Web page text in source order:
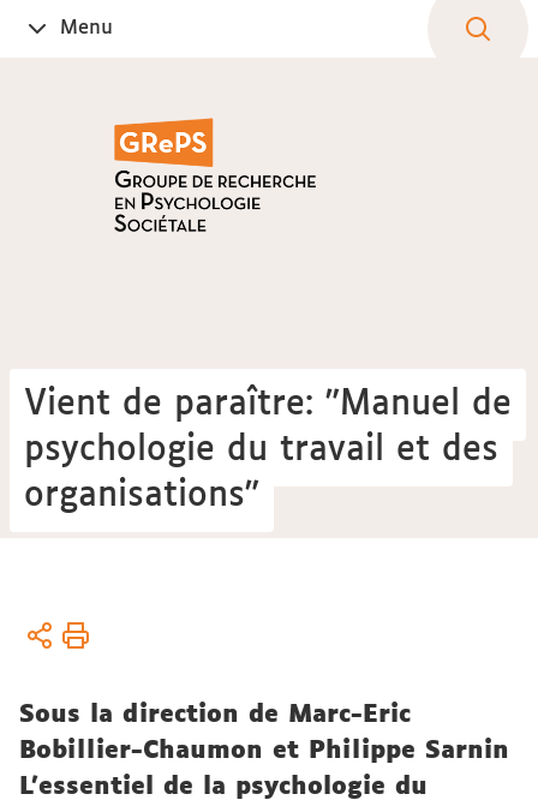
OuvrirMenu
Vient de paraître: "Manuel de
psychologie du travail et des
organisations"
Vous
Accueil
Parutions
& médias
Sous la direction de Marc-Eric
Bobillier-Chaumon et Philippe Sarnin
L'essentiel de la psychologie du